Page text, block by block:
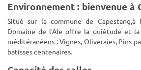
Environnement : bienvenue à
Situé sur la commune de Capestang,à
Domaine de l'Ale offre la quiètude et la
méditéranéens : Vignes, Oliveraies, Pins
batisses centenaires.